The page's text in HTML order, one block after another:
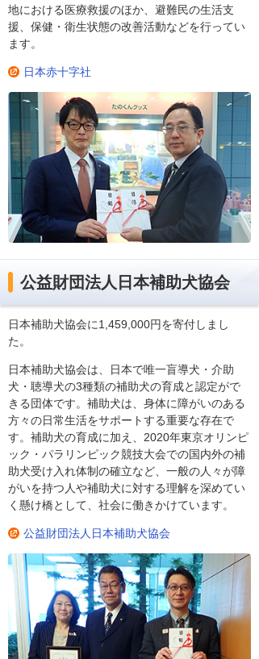
地における医療救援のほか、避難民の生活支
援、保健・衛生状態の改善活動などを行ってい
ます。
日本赤十字社
公益財団法人日本補助犬協会
日本補助犬協会に1,459,000円を寄付しまし
た。
日本補助犬協会は、日本で唯一盲導犬・介助
犬・聴導犬の3種類の補助犬の育成と認定がで
きる団体です。補助犬は、身体に障がいのある
方々の日常生活をサポートする重要な存在で
す。補助犬の育成に加え、2020年東京オリンピ
ック・パラリンピック競技大会での国内外の補
助犬受け入れ体制の確立など、一般の人々が障
がいを持つ人や補助犬に対する理解を深めてい
く懸け橋として、社会に働きかけています。
公益財団法人日本補助犬協会